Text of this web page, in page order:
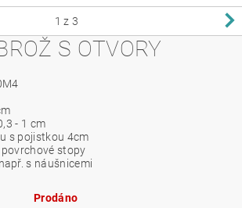
1 z 3
S OTVORY
- 1 cm
s pojistkou 4cm
povrchové stopy
s náušnicemi
Prodáno